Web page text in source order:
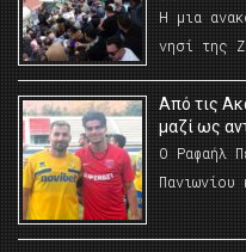
Η μια
νησί της
Από τις
μαζί ως
Ο Ραφαήλ
Πανιωνίου